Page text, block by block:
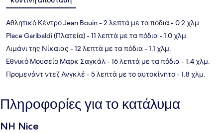
Αθλητικό Κέντρο Jean Bouin- 2 λεπτά με τα πόδια- 0.2 χλμ.
Place Garibaldi (Πλατεία)- 11 λεπτά με τα πόδια- 1.0 χλμ.
Λιμάνι της Νίκαιας - 12 λεπτά με τα πόδια- 1.1 χλμ.
Εθνικό Μουσείο Μαρκ Σαγκάλ- 16 λεπτά με τα πόδια- 1.4 χλμ.
Προμενάντ ντεζ Ανγκλέ - 5 λεπτά με το αυτοκίνητο- 1.8 χλμ.
Πληροφορίες για το κατάλυμα
NH Nice